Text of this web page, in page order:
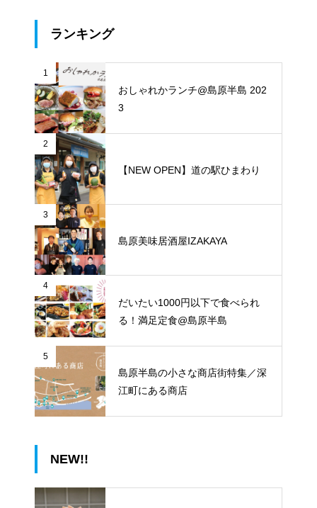
ランキング
1
おしゃれかランチ@島原半島 202
3
2
【NEW OPEN】道の駅ひまわり
3
島原美味居酒屋IZAKAYA
4
だいたい1000円以下で食べられ
る！満足定食@島原半島
5
島原半島の小さな商店街特集／深
江町にある商店
NEW!!